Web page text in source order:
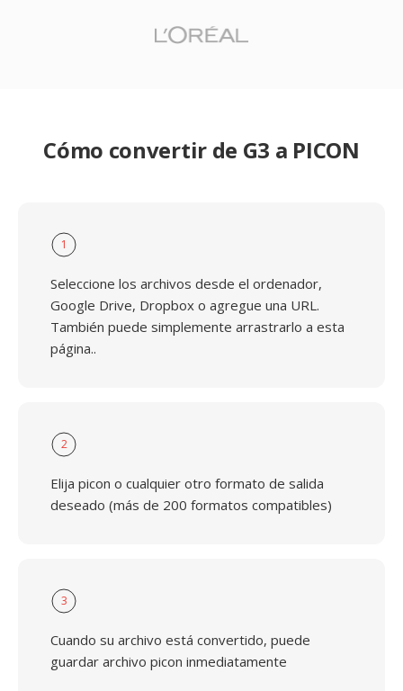
Cómo convertir de G3 a PICON
1
Seleccione los archivos desde el ordenador,
Google Drive, Dropbox o agregue una URL.
También puede simplemente arrastrarlo a esta
página..
2
Elija picon o cualquier otro formato de salida
deseado (más de 200 formatos compatibles)
3
Cuando su archivo está convertido, puede
guardar archivo picon inmediatamente